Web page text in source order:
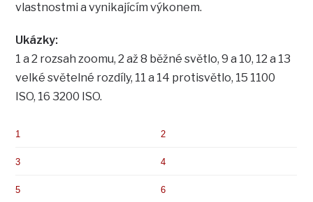
vlastnostmi a vynikajícím výkonem.
Ukázky:
1 a 2 rozsah zoomu, 2 až 8 běžné světlo, 9 a 10, 12 a 13
velké světelné rozdíly, 11 a 14 protisvětlo, 15 1100
ISO, 16 3200 ISO.
1 2
3 4
5 6